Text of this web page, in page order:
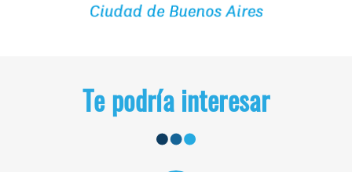
Te podría interesar